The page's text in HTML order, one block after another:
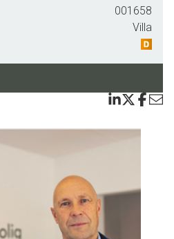
køkken med god
med brus samt
salen indeholder: 2
som i dag er beplantet med
med ejendomsmægleren.
001658
Villa